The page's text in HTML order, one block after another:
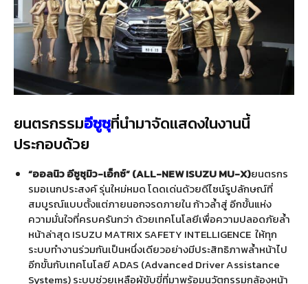
ยนตรกรรมอีซูซุที่นำมาจัดแสดงในงานนี้
ประกอบด้วย
“ออลนิว อีซูซุมิว-เอ็กซ์”(ALL-NEW ISUZU MU-X)ยนตรกร
รมอเนกประสงค์ รุ่นใหม่หมดโดดเด่นด้วยดีไซน์รูปลักษณ์ที่
สมบูรณ์แบบตั้งแต่ภายนอกจรดภายใน ก้าวล้ำสู่ อีกขั้นแห่ง
ความมั่นใจที่ครบครันกว่า ด้วยเทคโนโลยีเพื่อความปลอดภัยล้ำ
หน้าล่าสุด ISUZU MATRIX SAFETY INTELLIGENCE ให้ทุก
ระบบทำงานร่วมกันเป็นหนึ่งเดียวอย่างมีประสิทธิภาพล้ำหน้าไป
อีกขั้นกับเทคโนโลยี ADAS (Advanced Driver Assistance
Systems) ระบบช่วยเหลือผู้ขับขี่ที่มาพร้อมนวัตกรรมกล้องหน้า